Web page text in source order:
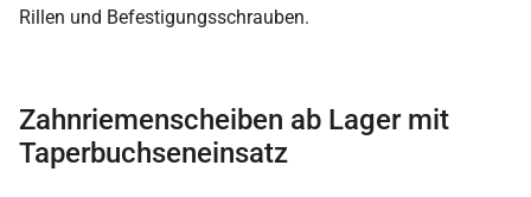
Zahnriemenscheiben ab Lager mit
Taperbuchseneinsatz